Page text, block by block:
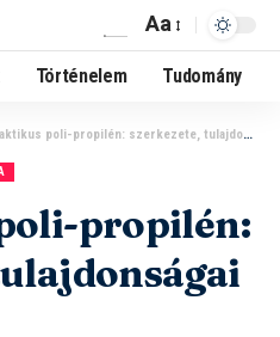
Aa
Történelem Tudomány
poli-propilén: szerkezete, tulajdonságai és haszna
propilén: